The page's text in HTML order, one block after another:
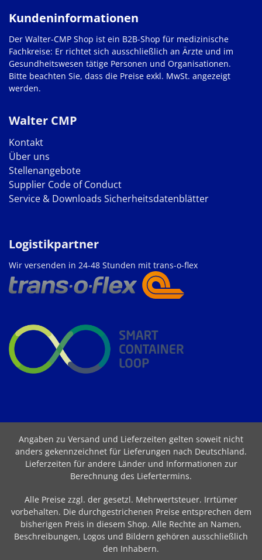
Walter CMP
Kontakt
Über uns
Stellenangebote
Supplier Code of Conduct
Service & Downloads Sicherheitsdatenblätter
Kundeninformationen
Der Walter-CMP Shop ist ein B2B-Shop für medizinische
Fachkreise: Er richtet sich ausschließlich an Ärzte und im
Gesundheitswesen tätige Personen und Organisationen.
Bitte beachten Sie, dass die Preise exkl. MwSt. angezeigt
werden.
Logistikpartner
Wir versenden in 24-48 Stunden mit trans-o-flex
Angaben zu Versand und Lieferzeiten gelten soweit nicht
anders gekennzeichnet für Lieferungen nach Deutschland.
Lieferzeiten für andere Länder und Informationen zur
Berechnung des Liefertermins.
Alle Preise zzgl. der gesetzl. Mehrwertsteuer. Irrtümer
vorbehalten. Die durchgestrichenen Preise entsprechen dem
bisherigen Preis in diesem Shop. Alle Rechte an Namen,
Beschreibungen, Logos und Bildern gehören ausschließlich
den Inhabern.